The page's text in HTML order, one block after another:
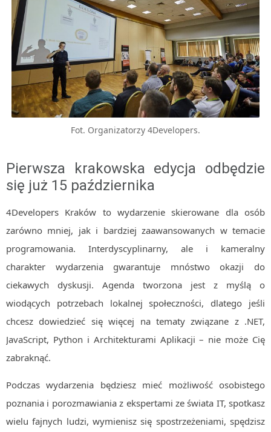
HTML 5
CSS 3
JavaScript
Django
PHP
WordPress
KONTROLA WERSJI
Git
BAZY
SQL
MySQL
TESTOWANIE
SIECI
BIZNES
PO GODZINACH
Fot. Organizatorzy 4Developers.
Pierwsza krakowska edycja odbędzie
się już 15 października
4Developers Kraków to wydarzenie skierowane dla osób
zarówno mniej, jak i bardziej zaawansowanych w temacie
programowania. Interdyscyplinarny, ale i kameralny
charakter wydarzenia gwarantuje mnóstwo okazji do
ciekawych dyskusji. Agenda tworzona jest z myślą o
wiodących potrzebach lokalnej społeczności, dlatego jeśli
chcesz dowiedzieć się więcej na tematy związane z .NET,
JavaScript, Python i Architekturami Aplikacji – nie może Cię
zabraknąć.
Podczas wydarzenia będziesz mieć możliwość osobistego
poznania i porozmawiania z ekspertami ze świata IT, spotkasz
wielu fajnych ludzi, wymienisz się spostrzeżeniami, spędzisz